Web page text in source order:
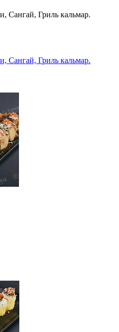
Сангай, Гриль кальмар.
Сангай, Гриль кальмар.